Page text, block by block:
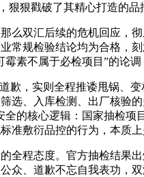
狠狠戳破了其精心打造的
么双汇后续的危机回应，
常规检验结论均为合格，
素不属于必检项目”的论
歉，实则全程推诿甩锅、
选、入库检测、出厂核验
的核心逻辑：国家抽检
准敷衍品控的行为，本质上
全程态度。官方抽检结果
众、道歉不忘自我表功，